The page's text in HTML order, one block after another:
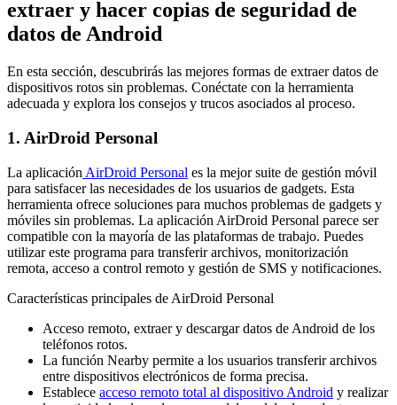
extraer y hacer copias de seguridad de
datos de Android
En esta sección, descubrirás las mejores formas de extraer datos de
dispositivos rotos sin problemas. Conéctate con la herramienta
adecuada y explora los consejos y trucos asociados al proceso.
1. AirDroid Personal
La aplicación AirDroid Personal es la mejor suite de gestión móvil
para satisfacer las necesidades de los usuarios de gadgets. Esta
herramienta ofrece soluciones para muchos problemas de gadgets y
móviles sin problemas. La aplicación AirDroid Personal parece ser
compatible con la mayoría de las plataformas de trabajo. Puedes
utilizar este programa para transferir archivos, monitorización
remota, acceso a control remoto y gestión de SMS y notificaciones.
Características principales de AirDroid Personal
Acceso remoto, extraer y descargar datos de Android de los
teléfonos rotos.
La función Nearby permite a los usuarios transferir archivos
entre dispositivos electrónicos de forma precisa.
Establece acceso remoto total al dispositivo Android y realizar